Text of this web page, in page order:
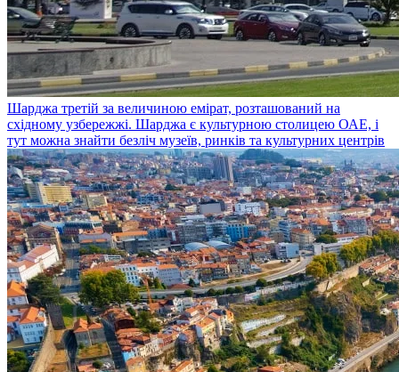
Шарджа третій за величиною емірат, розташований на
східному узбережжі. Шарджа є культурною столицею ОАЕ, і
тут можна знайти безліч музеїв, ринків та культурних центрів